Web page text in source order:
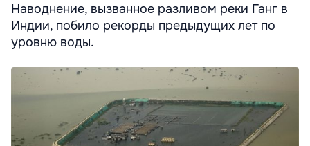
Наводнение, вызванное разливом реки Ганг в
Индии, побило рекорды предыдущих лет по
уровню воды.